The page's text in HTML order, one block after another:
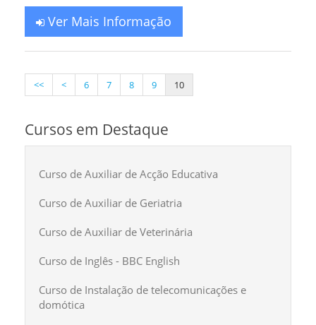
Ver Mais Informação
<< < 6 7 8 9 10
Cursos em Destaque
Curso de Auxiliar de Acção Educativa
Curso de Auxiliar de Geriatria
Curso de Auxiliar de Veterinária
Curso de Inglês - BBC English
Curso de Instalação de telecomunicações e
domótica